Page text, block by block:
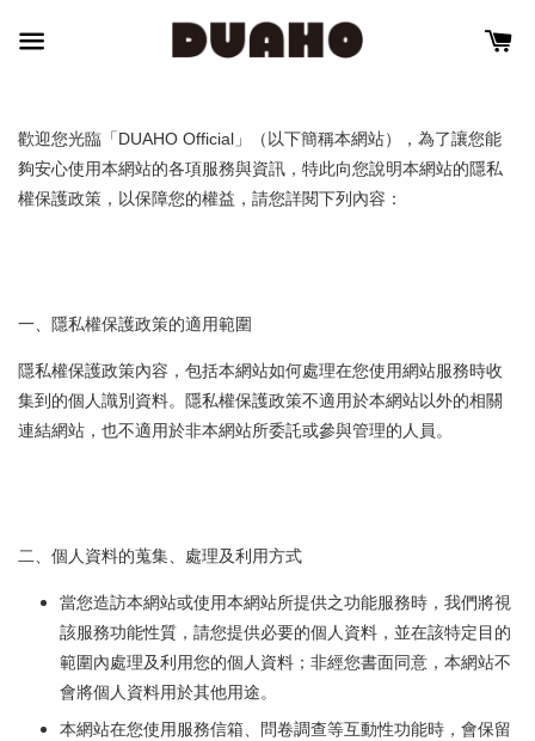
歡迎您光臨「DUAHO Official」（以下簡稱本網站），為了讓您能
夠安心使用本網站的各項服務與資訊，特此向您說明本網站的隱私
權保護政策，以保障您的權益，請您詳閱下列內容：
一、隱私權保護政策的適用範圍
隱私權保護政策內容，包括本網站如何處理在您使用網站服務時收
集到的個人識別資料。隱私權保護政策不適用於本網站以外的相關
連結網站，也不適用於非本網站所委託或參與管理的人員。
二、個人資料的蒐集、處理及利用方式
當您造訪本網站或使用本網站所提供之功能服務時，我們將視
該服務功能性質，請您提供必要的個人資料，並在該特定目的
範圍內處理及利用您的個人資料；非經您書面同意，本網站不
會將個人資料用於其他用途。
本網站在您使用服務信箱、問卷調查等互動性功能時，會保留